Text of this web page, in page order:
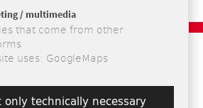
Импрессум
Карта сайта
/ multimedia
that come from other
uses: GoogleMaps
only technically necessary